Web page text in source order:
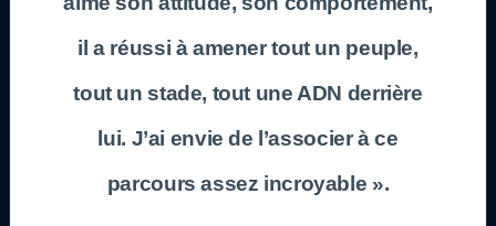
il a réussi à amener tout un peuple,
tout un stade, tout une ADN derrière
lui. J’ai envie de l’associer à ce
parcours assez incroyable ».